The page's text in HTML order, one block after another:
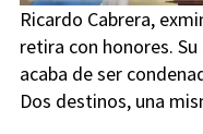
Ricardo Cabrera,
retira con honores. Su
acaba de ser
Dos destinos, una